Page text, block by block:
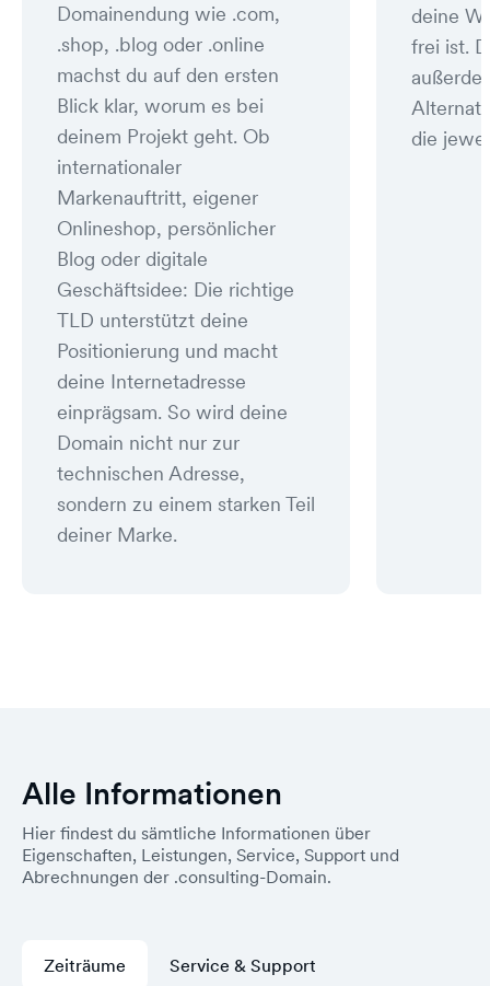
Domainendung wie .com,
.shop, .blog oder .online
machst du auf den ersten
Blick klar, worum es bei
deinem Projekt geht. Ob
internationaler
Markenauftritt, eigener
Onlineshop, persönlicher
Blog oder digitale
Geschäftsidee: Die richtige
TLD unterstützt deine
Positionierung und macht
deine Internetadresse
einprägsam. So wird deine
Domain nicht nur zur
technischen Adresse,
sondern zu einem starken Teil
deiner Marke.
deine
frei ist.
die
Alle Informationen
Hier findest du sämtliche Informationen über
Eigenschaften, Leistungen, Service, Support und
Abrechnungen der .consulting-Domain.
Zeiträume Service & Support